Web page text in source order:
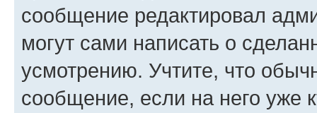
сообщение редактировал
могут сами написать о
усмотрению. Учтите, что
сообщение, если на него уже